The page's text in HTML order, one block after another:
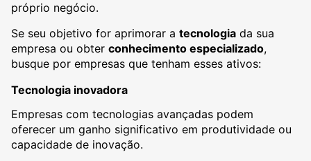
próprio negócio.
Se seu objetivo for aprimorar a tecnologia da sua
empresa ou obter conhecimento especializado,
busque por empresas que tenham esses ativos:
Tecnologia inovadora
Empresas com tecnologias avançadas podem
oferecer um ganho significativo em produtividade ou
capacidade de inovação.